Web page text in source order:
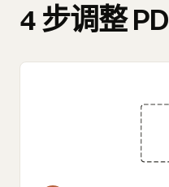
4 步调整